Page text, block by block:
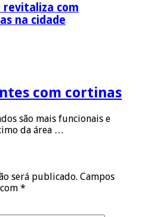
revitaliza com
na cidade
com cortinas
são mais funcionais e
da área …
será publicado. Campos
*